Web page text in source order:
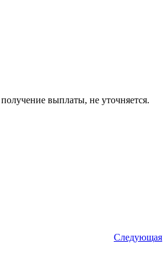
выплаты, не уточняется.
Следующая